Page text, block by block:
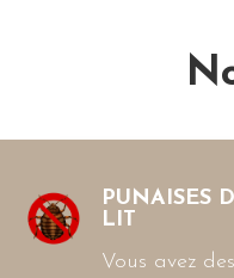
PUNAISES
LIT
Vous avez des